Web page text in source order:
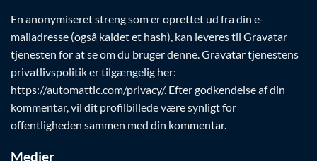
En anonymiseret streng som er oprettet ud fra din e-
mailadresse (også kaldet et hash), kan leveres til Gravatar
tjenesten for at se om du bruger denne. Gravatar tjenestens
privatlivspolitik er tilgængelig her:
https://automattic.com/privacy/. Efter godkendelse af din
kommentar, vil dit profilbillede være synligt for
offentligheden sammen med din kommentar.
Medier